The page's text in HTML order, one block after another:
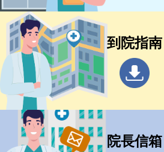
到院指南
院長信箱